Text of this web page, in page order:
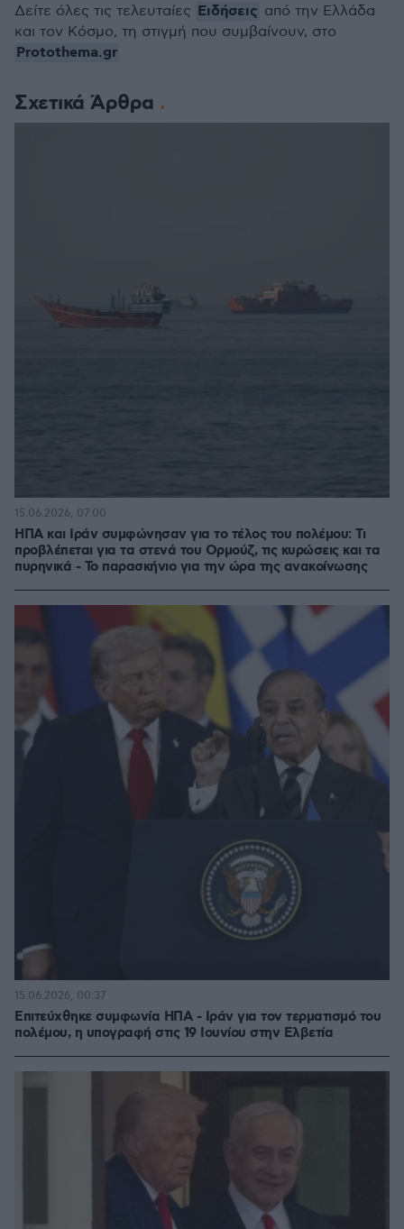
Σχετικά Άρθρα
ΗΠΑ και Ιράν συμφώνησαν για το τέλος του πολέμου: Τι
προβλέπεται για τα στενά του Ορμούζ, τις κυρώσεις και τα
πυρηνικά - Το παρασκήνιο για την ώρα της ανακοίνωσης
15.06.2026, 07:00
Επιτεύχθηκε συμφωνία ΗΠΑ - Ιράν για τον τερματισμό του
πολέμου, η υπογραφή στις 19 Ιουνίου στην Ελβετία
15.06.2026, 00:37
Δείτε όλες τις τελευταίες Ειδήσεις από την Ελλάδα
και τον Κόσμο, τη στιγμή που συμβαίνουν, στο
Protothema.gr